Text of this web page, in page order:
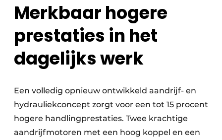
Merkbaar hogere
prestaties in het
dagelijks werk
Een volledig opnieuw ontwikkeld aandrijf- en
hydrauliekconcept zorgt voor een tot 15 procent
hogere handlingprestaties. Twee krachtige
aandrijfmotoren met een hoog koppel en een